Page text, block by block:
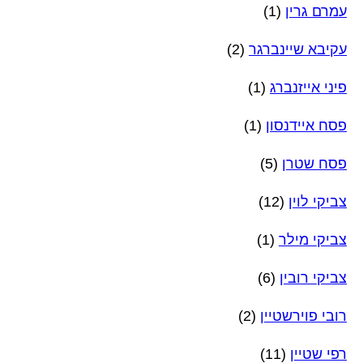
עמרם גרין (1)
עקיבא שיינברגר (2)
פיני אייזנברג (1)
פסח איידנסון (1)
פסח שטרן (5)
צביקי לוין (12)
צביקי מילר (1)
צביקי רובין (6)
רובי פוירשטיין (2)
רפי שטיין (11)